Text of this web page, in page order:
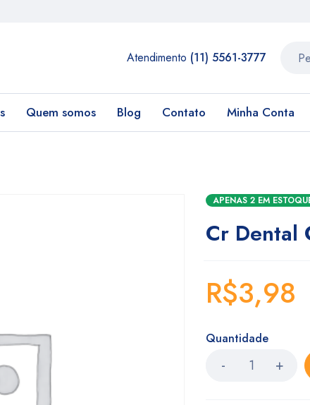
Atendimento (11) 5561-3777
Quem somos Blog Contato Minha Conta
APENAS 2 EM
Cr Dental
R$3,98
Quantidade